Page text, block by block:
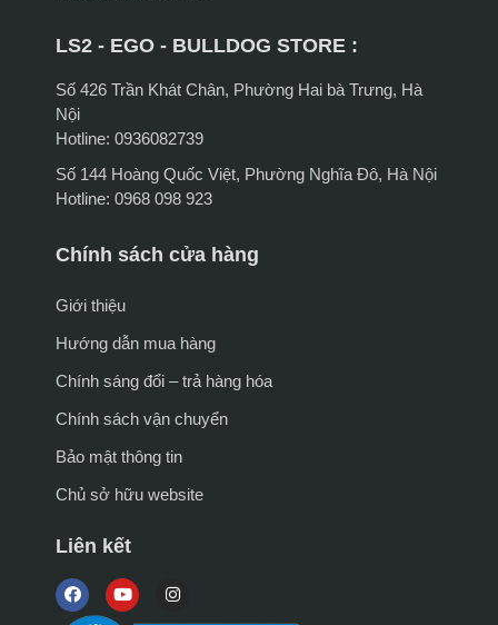
LS2 - EGO - BULLDOG STORE :
Số 426 Trần Khát Chân, Phường Hai bà Trưng, Hà
Nội
Hotline: 0936082739
Số 144 Hoàng Quốc Việt, Phường Nghĩa Đô, Hà Nội
Hotline: 0968 098 923
Chính sách cửa hàng
Giới thiệu
Hướng dẫn mua hàng
Chính sáng đổi – trả hàng hóa
Chính sách vận chuyển
Bảo mật thông tin
Chủ sở hữu website
Liên kết